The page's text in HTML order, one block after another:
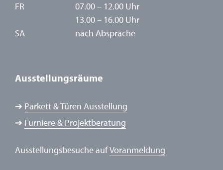
FR
07.00 – 12.00 Uhr
13.00 – 16.00 Uhr
SA
nach Absprache
Ausstellungsräume
➔ Parkett & Türen Ausstellung
➔ Furniere & Projektberatung
Ausstellungsbesuche aufVoranmeldung